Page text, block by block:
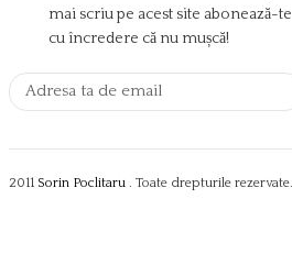
mai scriu pe acest site abonează-te
cu încredere că nu mușcă!
2011 Sorin Poclitaru . Toate drepturile rezervate.